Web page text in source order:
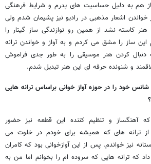
هم به دلیل حساسیت های پدرم و شرایط فرهنگی
اشعار مذهبی در رادیو نیز پشیمان شدم ولی
کاسته نشد از همین رو نوازندگی ساز گیتار را
ساز را مشق می کردم و به آواز و خواندن ترانه
دنبال کردن هنر موسیقی را به طور جدی فراموش
و شنونده حرفه ای این هنر تبدیل شدم.
خود را در حوزه آواز خوانی براساس ترانه هایی
و تنظیم کننده این قطعه نیز حضور
ترانه های که همیشه برای خودم در خلوت می
نیز خواندم. پس از این آوازخوانی بود که کامران
که ترانه هایی که سروده ام را بخوانم اما من به